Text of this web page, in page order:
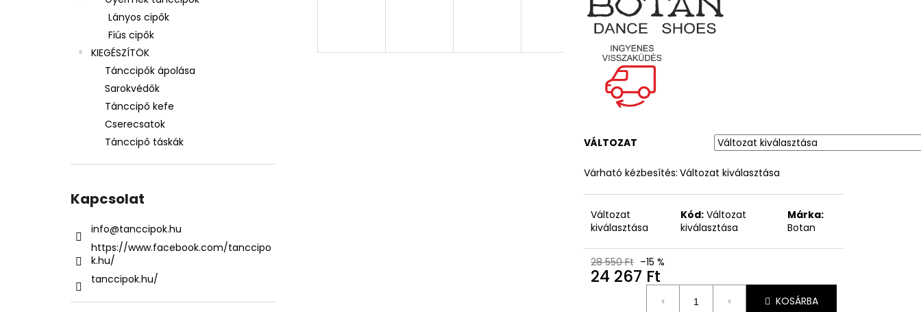
Lányos cipők
Fiús cipők
KIEGÉSZÍTÖK
Tánccipők ápolása
Sarokvédők
Tánccipő kefe
Cserecsatok
Tánccipő táskák
Kapcsolat
info@tanccipok.hu
https://www.facebook.com/tanccipo
k.hu/
tanccipok.hu/
VÁLTOZAT
Várható kézbesítés: Változat kiválasztása
Változat
kiválasztása
Kód: Változat
kiválasztása
Márka:
Botan
28 550 Ft –15 %
24 267 Ft
KOSÁRBA